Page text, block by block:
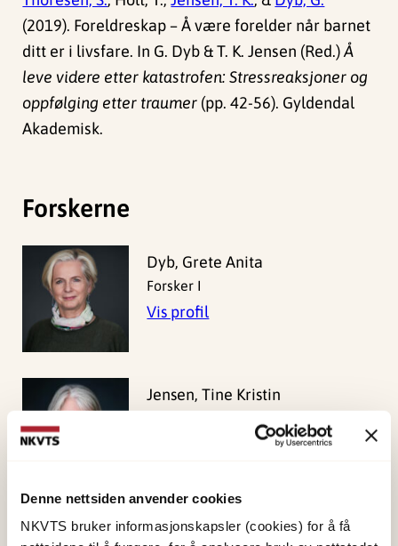
Denne nettsiden anvender cookies
NKVTS bruker informasjonskapsler (cookies) for å få
(2019). Foreldreskap – Å være forelder når barnet
ditt er i livsfare. In G. Dyb & T. K. Jensen (Red.)Å
leve videre etter katastrofen: Stressreaksjoner og
oppfølging etter traumer (pp. 42-56). Gyldendal
Akademisk.
Forskerne
Dyb, Grete Anita
Forsker I
Vis profil
Jensen, Tine Kristin
Thoresen, Siri